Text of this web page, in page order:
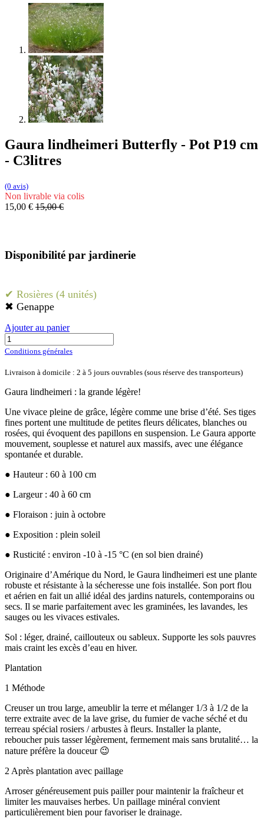
Gaura lindheimeri Butterfly - Pot P19 cm
- C3litres
(0 avis)
Non livrable via colis
15,00 € 15,00€
Disponibilité par jardinerie
✔ Rosières (4 unités)
✖ Genappe
Ajouter au panier
Conditions générales
Livraison à domicile : 2 à 5 jours ouvrables (sous réserve des transporteurs)
Gaura lindheimeri : la grande légère!
Une vivace pleine de grâce, légère comme une brise d’été. Ses tiges
fines portent une multitude de petites fleurs délicates, blanches ou
rosées, qui évoquent des papillons en suspension. Le Gaura apporte
mouvement, souplesse et naturel aux massifs, avec une élégance
spontanée et durable.
● Hauteur : 60 à 100 cm
● Largeur : 40 à 60 cm
● Floraison : juin à octobre
● Exposition : plein soleil
● Rusticité : environ -10 à -15 °C (en sol bien drainé)
Originaire d’Amérique du Nord, le Gaura lindheimeri est une plante
robuste et résistante à la sécheresse une fois installée. Son port flou
et aérien en fait un allié idéal des jardins naturels, contemporains ou
secs. Il se marie parfaitement avec les graminées, les lavandes, les
sauges ou les vivaces estivales.
Sol : léger, drainé, caillouteux ou sableux. Supporte les sols pauvres
mais craint les excès d’eau en hiver.
Plantation
1 Méthode
Creuser un trou large, ameublir la terre et mélanger 1/3 à 1/2 de la
terre extraite avec de la lave grise, du fumier de vache séché et du
terreau spécial rosiers / arbustes à fleurs. Installer la plante,
reboucher puis tasser légèrement, fermement mais sans brutalité… la
nature préfère la douceur 😉
2 Après plantation avec paillage
Arroser généreusement puis pailler pour maintenir la fraîcheur et
limiter les mauvaises herbes. Un paillage minéral convient
particulièrement bien pour favoriser le drainage.